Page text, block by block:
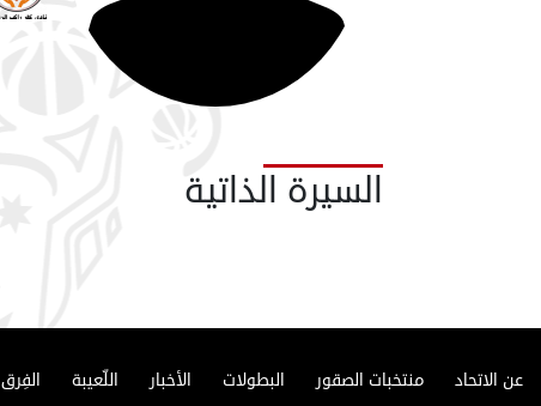
السيرة الذاتية
عن الاتحاد منتخبات الصقور البطولات الأخبار اللّعيبة الفِرق